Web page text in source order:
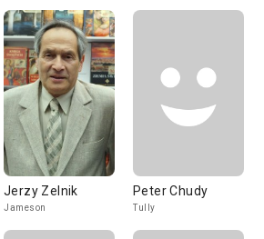
Jerzy Zelnik
Jameson
Peter Chudy
Tully